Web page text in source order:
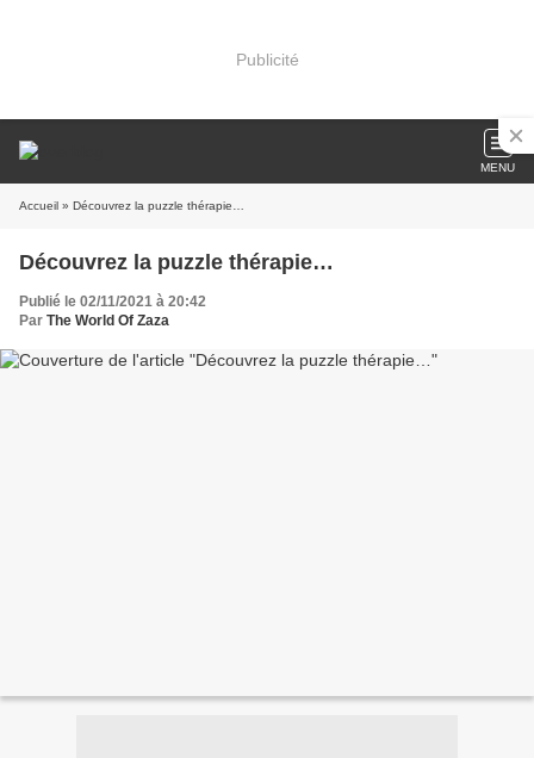
Publicité
MENU
Accueil » Découvrez la puzzle thérapie…
Découvrez la puzzle thérapie…
Publié le 02/11/2021 à 20:42
Par The World Of Zaza